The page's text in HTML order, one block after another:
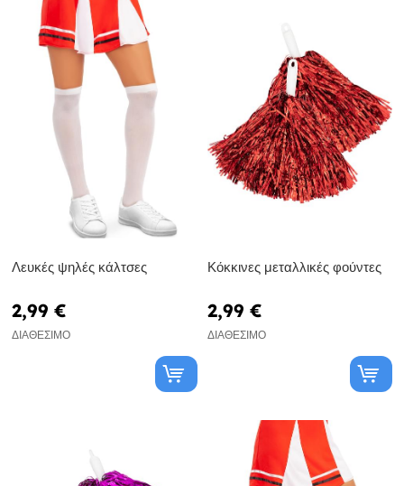
Λευκές ψηλές κάλτσες
2,99 €
ΔΙΑΘΈΣΙΜΟ
Κόκκινες μεταλλικές φούντες
2,99 €
ΔΙΑΘΈΣΙΜΟ